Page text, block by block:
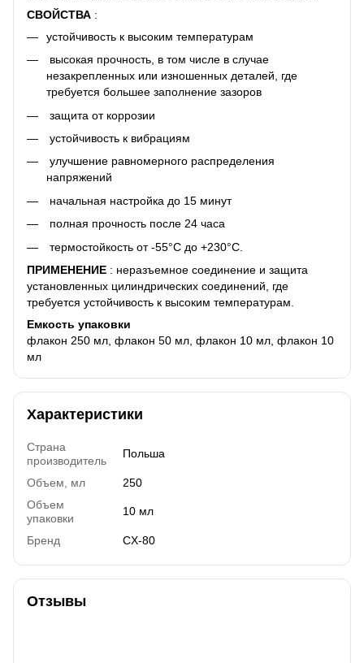
СВОЙСТВА :
устойчивость к высоким температурам
высокая прочность, в том числе в случае
незакрепленных или изношенных деталей, где
требуется большее заполнение зазоров
защита от коррозии
устойчивость к вибрациям
улучшение равномерного распределения
напряжений
начальная настройка до 15 минут
полная прочность после 24 часа
термостойкость от -55°С до +230°С.
ПРИМЕНЕНИЕ : неразъемное соединение и защита
установленных цилиндрических соединений, где
требуется устойчивость к высоким температурам.
Емкость упаковки
флакон 250 мл, флакон 50 мл, флакон 10 мл, флакон 10
мл
Характеристики
Страна
производитель
Польша
Объем, мл
250
Объем
упаковки
10 мл
Бренд CX-80
Отзывы